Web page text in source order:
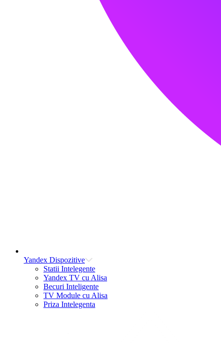
Yandex Dispozitive
Statii Intelegente
Yandex TV cu Alisa
Becuri Inteligente
TV Module cu Alisa
Priza Intelegenta